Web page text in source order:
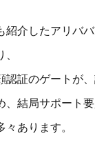
紹介したアリバ
認証のゲートが
、結局サポート
々あります。